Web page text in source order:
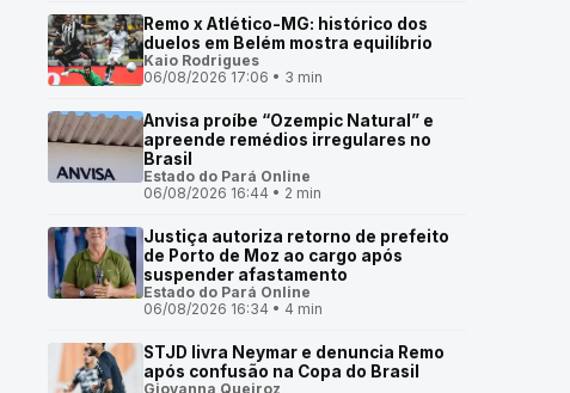
Remo x Atlético-MG: histórico dos
duelos em Belém mostra equilíbrio
Kaio Rodrigues
06/08/2026 17:06 • 3 min
Anvisa proíbe “Ozempic Natural” e
apreende remédios irregulares no
Brasil
Estado do Pará Online
06/08/2026 16:44 • 2 min
Justiça autoriza retorno de prefeito
de Porto de Moz ao cargo após
suspender afastamento
Estado do Pará Online
06/08/2026 16:34 • 4 min
STJD livra Neymar e denuncia Remo
após confusão na Copa do Brasil
Giovanna Queiroz